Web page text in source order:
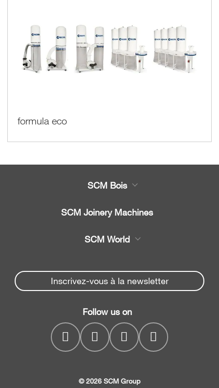
formula eco
SCM Bois
Pièces détachées
Société
SCM Joinery Machines
Plaqueuses automatiques
monolatérales
Dégauchisseuses-
raboteuses
CNC drilling centres
SCM World
Spare parts service
myPortal
Inscrivez-vous à la newsletter
Follow us on
© 2026 SCM Group